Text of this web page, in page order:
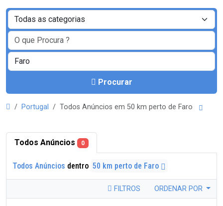
Procurar
Portugal Todos Anúncios em 50 km perto de Faro
Todos Anúncios 0
Todos Anúncios dentro 50 km perto de Faro
FILTROS ORDENAR POR